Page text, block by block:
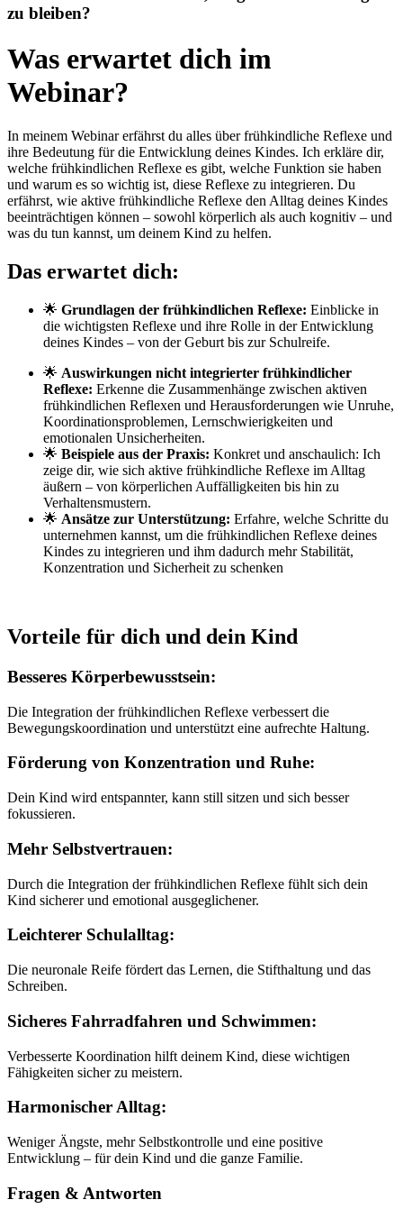
zu bleiben?
Was erwartet dich im
Webinar?
In meinem Webinar erfährst du alles über frühkindliche Reflexe und
ihre Bedeutung für die Entwicklung deines Kindes. Ich erkläre dir,
welche frühkindlichen Reflexe es gibt, welche Funktion sie haben
und warum es so wichtig ist, diese Reflexe zu integrieren. Du
erfährst, wie aktive frühkindliche Reflexe den Alltag deines Kindes
beeinträchtigen können – sowohl körperlich als auch kognitiv – und
was du tun kannst, um deinem Kind zu helfen.
Das erwartet dich:
🌟 Grundlagen der frühkindlichen Reflexe: Einblicke in
die wichtigsten Reflexe und ihre Rolle in der Entwicklung
deines Kindes – von der Geburt bis zur Schulreife.
🌟 Auswirkungen nicht integrierter frühkindlicher
Reflexe: Erkenne die Zusammenhänge zwischen aktiven
frühkindlichen Reflexen und Herausforderungen wie Unruhe,
Koordinationsproblemen, Lernschwierigkeiten und
emotionalen Unsicherheiten.
🌟 Beispiele aus der Praxis: Konkret und anschaulich: Ich
zeige dir, wie sich aktive frühkindliche Reflexe im Alltag
äußern – von körperlichen Auffälligkeiten bis hin zu
Verhaltensmustern.
🌟 Ansätze zur Unterstützung: Erfahre, welche Schritte du
unternehmen kannst, um die frühkindlichen Reflexe deines
Kindes zu integrieren und ihm dadurch mehr Stabilität,
Konzentration und Sicherheit zu schenken
Vorteile für dich und dein Kind
Besseres Körperbewusstsein:
Die Integration der frühkindlichen Reflexe verbessert die
Bewegungskoordination und unterstützt eine aufrechte Haltung.
Förderung von Konzentration und Ruhe:
Dein Kind wird entspannter, kann still sitzen und sich besser
fokussieren.
Mehr Selbstvertrauen:
Durch die Integration der frühkindlichen Reflexe fühlt sich dein
Kind sicherer und emotional ausgeglichener.
Leichterer Schulalltag:
Die neuronale Reife fördert das Lernen, die Stifthaltung und das
Schreiben.
Sicheres Fahrradfahren und Schwimmen:
Verbesserte Koordination hilft deinem Kind, diese wichtigen
Fähigkeiten sicher zu meistern.
Harmonischer Alltag:
Weniger Ängste, mehr Selbstkontrolle und eine positive
Entwicklung – für dein Kind und die ganze Familie.
Fragen & Antworten